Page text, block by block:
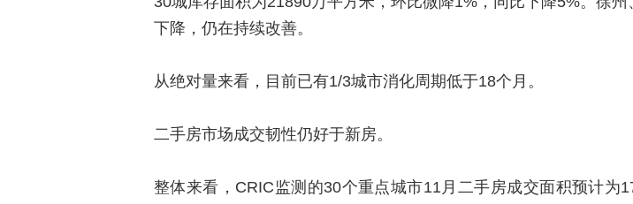
下降，仍在持续改善。
从绝对量来看，目前已有1/3城市消化周期低于18个月。
二手房市场成交韧性仍好于新房。
整体来看，CRIC监测的30个重点城市11月二手房成交面积预计为